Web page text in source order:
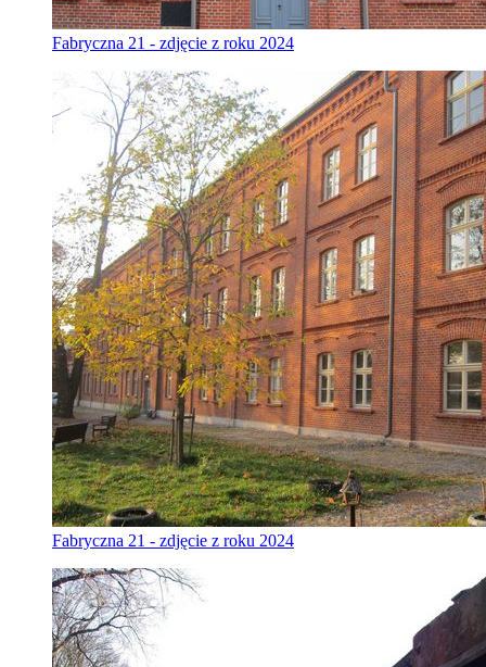
Fabryczna 21 - zdjęcie z roku 2024
Fabryczna 21 - zdjęcie z roku 2024